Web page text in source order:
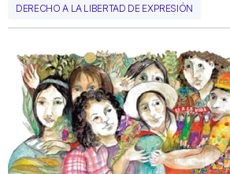
DERECHO A LA LIBERTAD DE EXPRESIÓN